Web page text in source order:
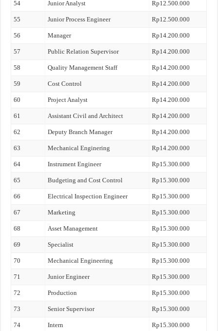
54 Junior Analyst Rp12.500.000
55 Junior Process Engineer Rp12.500.000
56 Manager Rp14.200.000
57 Public Relation Supervisor Rp14.200.000
58 Quality Management Staff Rp14.200.000
59 Cost Control Rp14.200.000
60 Project Analyst Rp14.200.000
61 Assistant Civil and Architect Rp14.200.000
62 Deputy Branch Manager Rp14.200.000
63 Mechanical Enginering Rp14.200.000
64 Instrument Engineer Rp15.300.000
65 Budgeting and Cost Control Rp15.300.000
66 Electrical Inspection Engineer Rp15.300.000
67 Marketing Rp15.300.000
68 Asset Management Rp15.300.000
69 Specialist Rp15.300.000
70 Mechanical Engineering Rp15.300.000
71 Junior Engineer Rp15.300.000
72 Production Rp15.300.000
73 Senior Supervisor Rp15.300.000
74 Intern Rp15.300.000